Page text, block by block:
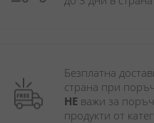
Безплатна
НЕ важи за
продукти от